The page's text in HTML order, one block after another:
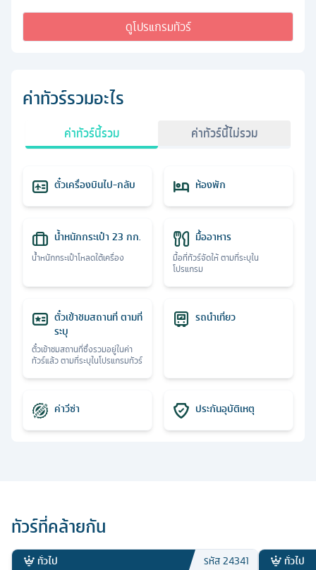
ดูโปรแกรมทัวร์
ค่าทัวร์รวมอะไร
ค่าทัวร์นี้รวม ค่าทัวร์นี้ไม่รวม
ตั๋วเครื่องบินไป-กลับ ห้องพัก
น้ำหนักกระเป๋า 23 กก.
น้ำหนักกระเป๋าโหลดใต้เครื่อง
มื้ออาหาร
มื้อที่ทัวร์จัดให้ ตามที่ระบุใน
โปรแกรม
ตั๋วเข้าชมสถานที่ ตามที่
ระบุ
ตั๋วเข้าชมสถานที่ซึ่งรวมอยู่ในค่า
ทัวร์แล้ว ตามที่ระบุในโปรแกรมทัวร์
รถนำเที่ยว
ค่าวีซ่า ประกันอุบัติเหตุ
ทัวร์ที่คล้ายกัน
ทั่วไป รหัส24341 ทั่วไป